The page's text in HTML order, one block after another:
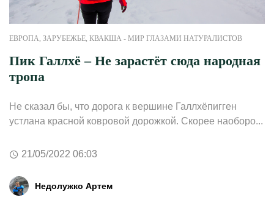
ЕВРОПА, ЗАРУБЕЖЬЕ, КВАКША - МИР ГЛАЗАМИ НАТУРАЛИСТОВ
Пик Галлхё – Не зарастёт сюда народная
тропа
Не сказал бы, что дорога к вершине Галлхёпигген
устлана красной ковровой дорожкой. Скорее наоборо...
21/05/2022 06:03
Недолужко Артем